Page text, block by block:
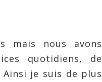
mais nous avons
quotidiens, de
je suis de plus